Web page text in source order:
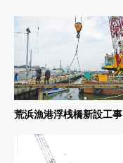
荒浜漁港浮桟橋新設工事